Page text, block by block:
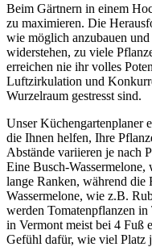
Beim Gärtnern in einem
zu maximieren. Die
wie möglich anzubauen
widerstehen, zu viele
erreichen nie ihr volles
Luftzirkulation und
Wurzelraum gestresst sind.
Unser Küchengartenplaner
die Ihnen helfen, Ihre
Abstände variieren je nach
Eine Busch-
lange Ranken, während die
Wassermelone, wie z.B.
werden Tomatenpflanzen
in Vermont meist bei 4 Fuß
Gefühl dafür, wie viel Platz